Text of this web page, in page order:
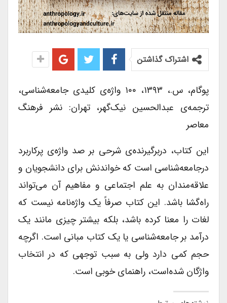
اشتراک گذاشتن
پوگام، س.، ۱۳۹۳، ۱۰۰ واژه‌ی کلیدی جامعه‌شناسی،
ترجمه‌ی عبدالحسین نیک‌گهر، تهران: نشر فرهنگ
معاصر
این کتاب، دربرگیرنده‌ی شرحی بر صد واژه‌ی پرکاربرد
درجامعه‌شناسی است که خواندنش برای دانشجویان و
علاقه‌مندان به علم اجتماعی و مفاهیم آن می‌تواند
راه‌گشا باشد. این کتاب صرفاً یک واژه‌نامه نیست که
لغات را معنا کرده باشد، بلکه بیشتر چیزی مانند یک
درآمد بر جامعه‌شناسی یا یک کتاب مبانی است. اگرچه
حجم کمی دارد ولی به سبب توجهی که در انتخاب
واژگان شده‌است، راهنمای خوبی است.